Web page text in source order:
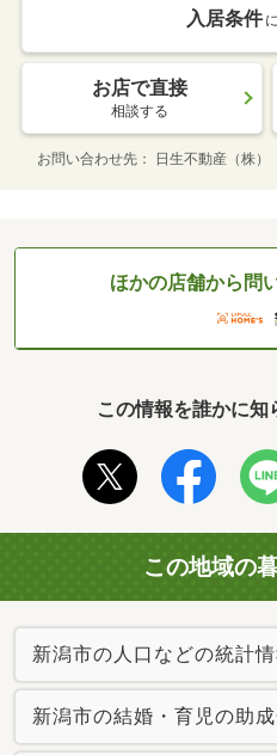
入居条件
お店で直接
相談する
お問い合わせ先 日生不動産（株
ほかの店舗から問
この情報を誰かに
この地域の
新潟市の人口などの統計情
新潟市の結婚・育児の助